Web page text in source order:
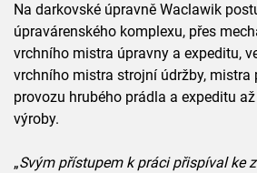
Na darkovské úpravně Waclawik
úpravárenského komplexu, přes
vrchního mistra úpravny a expeditu,
vrchního mistra strojní údržby, mistra
provozu hrubého prádla a expeditu
výroby.
„Svým přístupem k práci přispíval ke